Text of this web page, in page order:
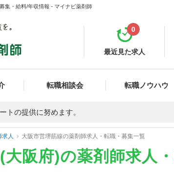
集・給料/年収情報 - マイナビ薬剤師
最近見た求人
0
転職相談会 転職ノウハウ
トの提供に努めます。
求人 大阪市営堺筋線の薬剤師求人・転職・募集一覧
大阪府)の薬剤師求人